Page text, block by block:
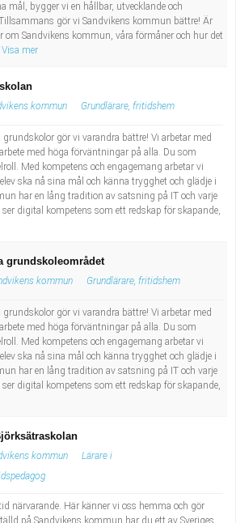
mål, bygger vi en hållbar, utvecklande och
gör vi Sandvikens kommun bättre! Är
om Sandvikens kommun, våra förmåner och hur det
Visa mer
kommun Grundlärare, fritidshem
grundskolor gör vi varandra bättre! Vi arbetar med
med höga förväntningar på alla. Du som
Med kompetens och engagemang arbetar vi
ska nå sina mål och känna trygghet och glädje i
har en lång tradition av satsning på IT och varje
ser digital kompetens som ett redskap för skapande,
grundskoleområdet
kommun Grundlärare, fritidshem
grundskolor gör vi varandra bättre! Vi arbetar med
med höga förväntningar på alla. Du som
Med kompetens och engagemang arbetar vi
ska nå sina mål och känna trygghet och glädje i
har en lång tradition av satsning på IT och varje
ser digital kompetens som ett redskap för skapande,
kommun
Lärare i
närvarande. Här känner vi oss hemma och gör
på Sandvikens kommun har du ett av Sveriges